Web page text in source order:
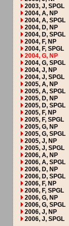
2003, J, SPGL
2004, A, NP
2004, A, SPGL
2004, D, NP
2004, D, SPGL
2004, F, NP
2004, F, SPGL
2004, G, NP
2004, G, SPGL
2004, J, NP
2004, J, SPGL
2005, A, NP
2005, A, SPGL
2005, D, NP
2005, D, SPGL
2005, F, NP
2005, F, SPGL
2005, G, NP
2005, G, SPGL
2005, J, NP
2005, J, SPGL
2006, A, NP
2006, A, SPGL
2006, D, NP
2006, D, SPGL
2006, F, NP
2006, F, SPGL
2006, G, NP
2006, G, SPGL
2006, J, NP
2006, J, SPGL